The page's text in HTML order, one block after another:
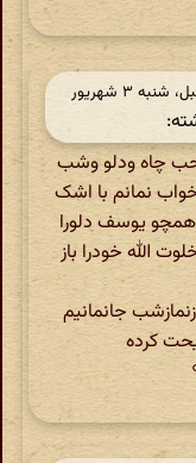
در ‫۷ سال و ۱۱ ماه قبل، شنبه ۳ شهریور
چاه ودلو وشب
نمانم با اشک
همچو یوسف دلورا
الله خودرا باز
جانمانیم
کرده